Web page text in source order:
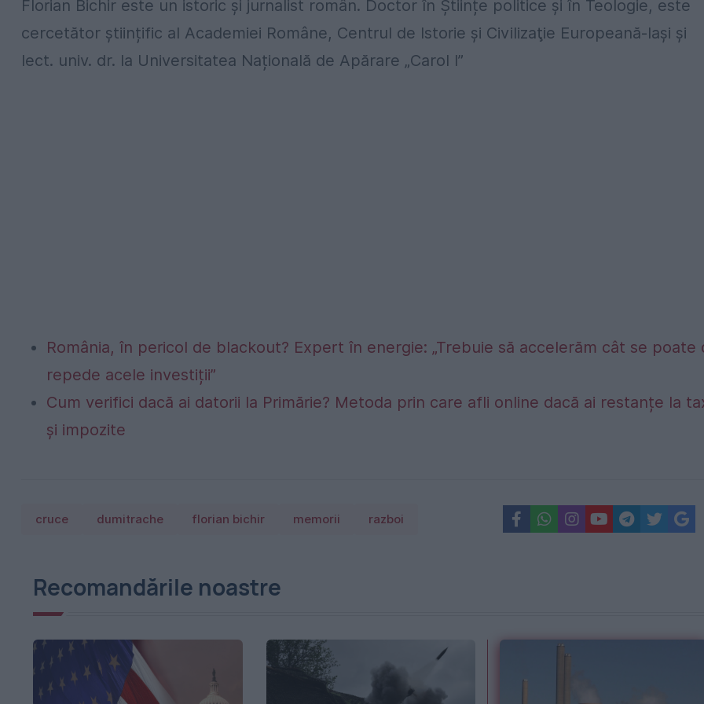
Florian Bichir este un istoric și jurnalist român. Doctor în Științe politice și în Teologie, este
cercetător științific al Academiei Române, Centrul de Istorie şi Civilizaţie Europeană-Iaşi și
lect. univ. dr. la Universitatea Națională de Apărare „Carol I”
România, în pericol de blackout? Expert în energie: „Trebuie să accelerăm cât se poate
repede acele investiții”
Cum verifici dacă ai datorii la Primărie? Metoda prin care afli online dacă ai restanțe la
și impozite
cruce dumitrache florian bichir memorii razboi
Recomandările noastre